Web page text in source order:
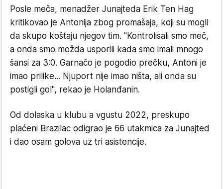
Posle meča, menadžer Junajteda Erik Ten Hag
kritikovao je Antonija zbog promašaja, koji su mogli
da skupo koštaju njegov tim. "Kontrolisali smo meč,
a onda smo možda usporili kada smo imali mnogo
šansi za 3:0. Garnačo je pogodio prečku, Antoni je
imao prilike... Njuport nije imao ništa, ali onda su
postigli gol", rekao je Holanđanin.
Od dolaska u klubu a vgustu 2022, preskupo
plaćeni Brazilac odigrao je 66 utakmica za Junajted
i dao osam golova uz tri asistencije.